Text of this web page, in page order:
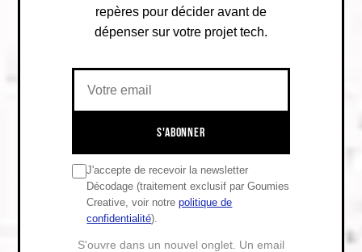
repères pour décider avant de
dépenser sur votre projet tech.
S'ABONNER
J'accepte de recevoir la newsletter
Décodage (traitement exclusif par Goumies
Creative, voir notrepolitique de
confidentialité).
S'ouvre dans un nouvel onglet. Un email